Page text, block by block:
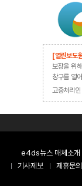
[열린보도
보장을 위
창구를 열
고충처리
e4ds뉴스 매체소개
기사제보
제휴문